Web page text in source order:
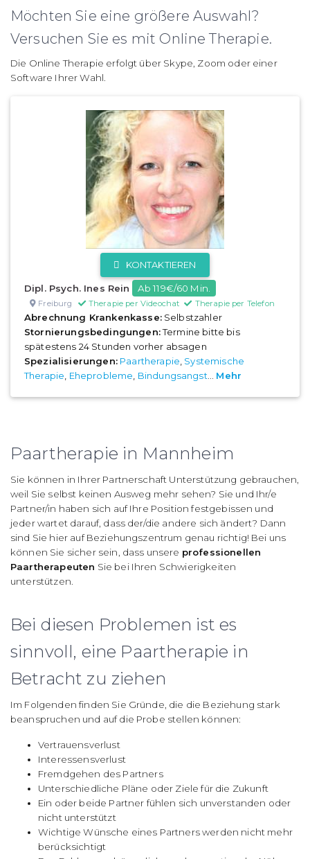
Möchten Sie eine größere Auswahl?
Versuchen Sie es mit Online Therapie.
Die Online Therapie erfolgt über Skype, Zoom oder einer
Software Ihrer Wahl.
KONTAKTIEREN
Dipl. Psych. Ines Rein Ab 119€/60 Min.
Freiburg Therapie per Videochat Therapie per Telefon
Abrechnung Krankenkasse:Selbstzahler
Stornierungsbedingungen:Termine bitte bis
spätestens 24 Stunden vorher absagen
Spezialisierungen: Paartherapie Systemische
Therapie Eheprobleme Bindungsangst Mehr
Paartherapie in Mannheim
Sie können in Ihrer Partnerschaft Unterstützung gebrauchen,
weil Sie selbst keinen Ausweg mehr sehen? Sie und Ihr/e
Partner/in haben sich auf Ihre Position festgebissen und
jeder wartet darauf, dass der/die andere sich ändert? Dann
sind Sie hier auf Beziehungszentrum genau richtig! Bei uns
können Sie sicher sein, dass unsere professionellen
Paartherapeuten Sie bei Ihren Schwierigkeiten
unterstützen.
Bei diesen Problemen ist es
sinnvoll, eine Paartherapie in
Betracht zu ziehen
Im Folgenden finden Sie Gründe, die die Beziehung stark
beanspruchen und auf die Probe stellen können:
Vertrauensverlust
Interessensverlust
Fremdgehen des Partners
Unterschiedliche Pläne oder Ziele für die Zukunft
Ein oder beide Partner fühlen sich unverstanden oder
nicht unterstützt
Wichtige Wünsche eines Partners werden nicht mehr
berücksichtigt